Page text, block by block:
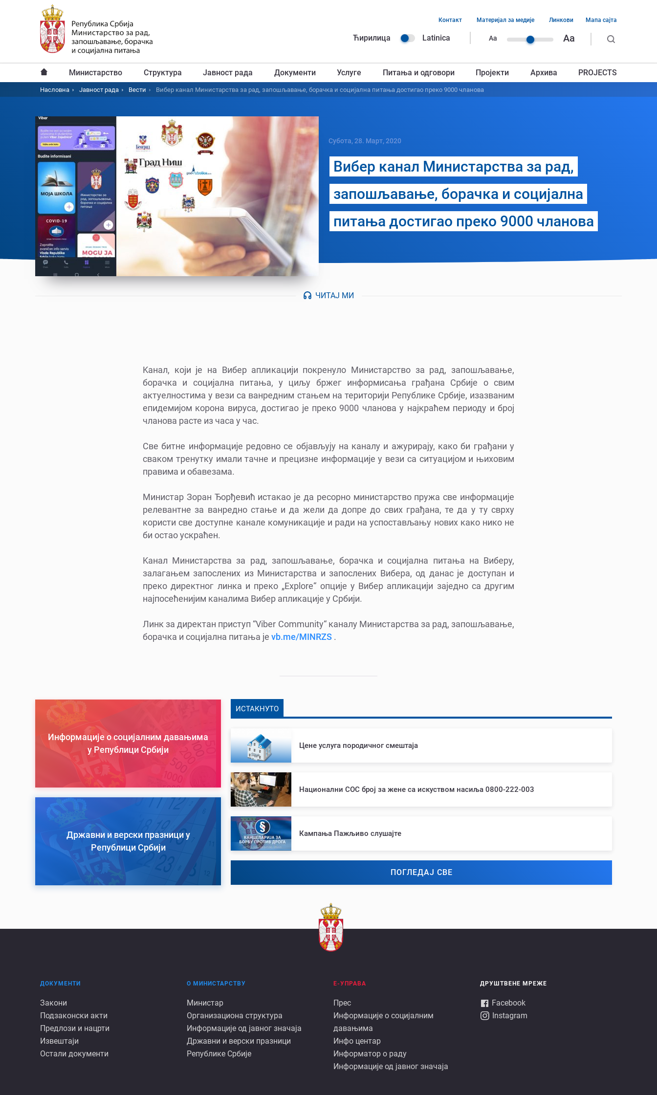
Ћирилица Latinica Aa Aa
заглавља
Контакт Материјал за медије Линкови Мапа сајта
Главни
Министарство Структура Јавност рада Документи Услуге Питања и одговори Пројекти Архива PROJECTS
Насловна Јавност рада Вести Вибер канал Министарства за рад, запошљавање, борачка и социјална питања достигао преко 9000 чланова
Субота, 28. Март, 2020
Вибер канал Министарства за рад,
запошљавање, борачка и социјална
питања достигао преко 9000 чланова
ЧИТАЈ МИ
Kанал, који је на Вибер апликацији покренуло Министарство за рад, запошљавање,
борачка и социјална питања, у циљу бржег информисања грађана Србије о свим
актуелностима у вези са ванредним стањем на територији Републике Србије, изазваним
епидемијом корона вируса, достигао је преко 9000 чланова у најкраћем периоду и број
чланова расте из часа у час.
Све битне информације редовно се објављују на каналу и ажурирају, како би грађани у
сваком тренутку имали тачне и прецизне информације у вези са ситуацијом и њиховим
правима и обавезама.
Министар Зоран Ђорђевић истакао је да ресорно министарство пружа све информације
релевантне за ванредно стање и да жели да допре до свих грађана, те да у ту сврху
користи све доступне канале комуникације и ради на успостављању нових како нико не
би остао ускраћен.
Kанал Министарства за рад, запошљавање, борачка и социјална питања на Виберу,
залагањем запослених из Министарства и запослених Вибера, од данас је доступан и
преко директног линка и преко „Explore“ опције у Вибер апликацији заједно са другим
најпосећенијим каналима Вибер апликације у Србији.
Линк за директан приступ “Viber Community“ каналу Министарства за рад, запошљавање,
борачка и социјална питања је vb.me/MINRZS .
Информације о социјалним давањима
у Републици Србији
Државни и верски празници у
Републици Србији
ИСТАКНУТО
Цене услуга породичног смештаја
Национални СОС број за жене са искуством насиља 0800-222-003
Кампања Пажљиво слушајте
ПОГЛЕДАЈ СВЕ
Документи
ДОКУМЕНТИ
Закони
Подзаконски акти
Предлози и нацрти
Извештаји
Остали документи
О
министарству
О МИНИСТАРСТВУ
Министар
Организациона структура
Информације од јавног значаја
Државни и верски празници
Републике Србије
Е
управа
Е-УПРАВА
Прес
Информације о социјалним
давањима
Инфо центар
Информатор о раду
Информације од јавног значаја
ДРУШТВЕНЕ МРЕЖЕ
Facebook
Instagram